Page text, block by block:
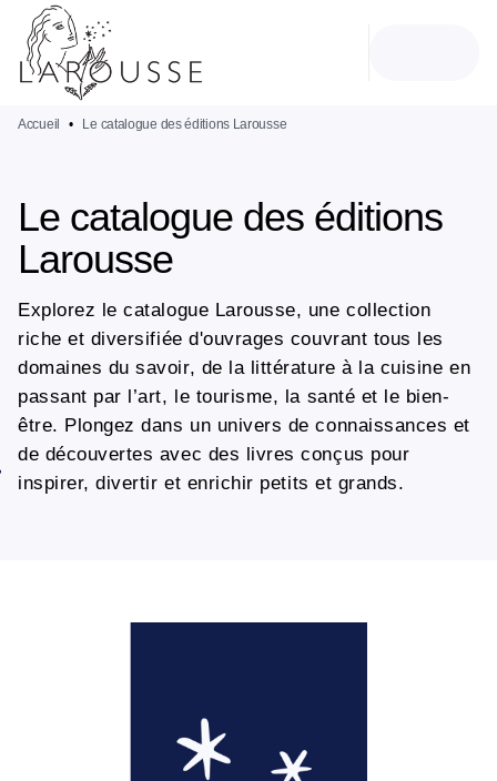
MENU
PIED DE PAGE
Accueil • Le catalogue des éditions Larousse
Le catalogue des éditions
Larousse
Explorez le catalogue Larousse, une collection
riche et diversifiée d'ouvrages couvrant tous les
domaines du savoir, de la littérature à la cuisine en
passant par l’art, le tourisme, la santé et le bien-
être. Plongez dans un univers de connaissances et
de découvertes avec des livres conçus pour
inspirer, divertir et enrichir petits et grands.